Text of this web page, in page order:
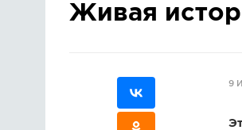
Живая
9